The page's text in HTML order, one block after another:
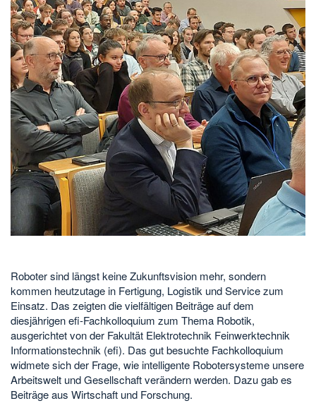
Roboter sind längst keine Zukunftsvision mehr, sondern
kommen heutzutage in Fertigung, Logistik und Service zum
Einsatz. Das zeigten die vielfältigen Beiträge auf dem
diesjährigen efi-Fachkolloquium zum Thema Robotik,
ausgerichtet von der Fakultät Elektrotechnik Feinwerktechnik
Informationstechnik (efi). Das gut besuchte Fachkolloquium
widmete sich der Frage, wie intelligente Robotersysteme unsere
Arbeitswelt und Gesellschaft verändern werden. Dazu gab es
Beiträge aus Wirtschaft und Forschung.